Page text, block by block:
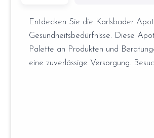
Entdecken Sie die Karlsbader
Gesundheitsbedürfnisse. Diese
Palette an Produkten und
eine zuverlässige Versorgung.